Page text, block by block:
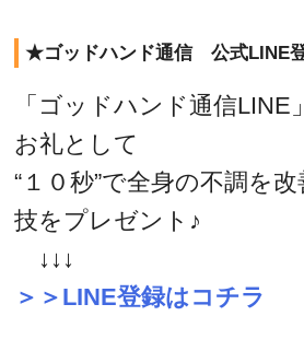
★ゴッドハンド通信 公式LINE
「ゴッドハンド通信LINE
お礼として
“１０秒”で全身の不調を
技をプレゼント♪
↓↓↓
＞＞LINE登録はコチラ